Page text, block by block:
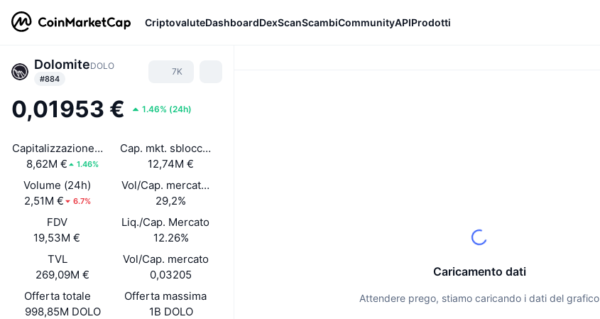
CriptovaluteDashboardDexScanScambiCommunityAPIProdotti
DolomiteDOLO
#884
7K
0,01953 € 1.46% (24h)
Capitalizzazione di mercato
8,62M €
1.46%
Cap. mkt. sbloccata
12,74M €
Volume (24h)
2,51M €
6.7%
Vol/Cap. mercato (24h)
29,2%
FDV
19,53M €
Liq./Cap. Mercato
12.26%
TVL
269,09M €
Vol/Cap. mercato
0,03205
Offerta totale
998,85M DOLO
Offerta massima
1B DOLO
Caricamento dati
Attendere prego, stiamo caricando i dati del grafico